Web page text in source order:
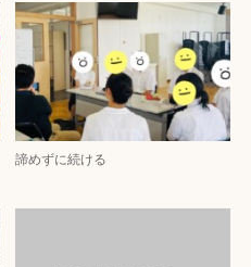
諦めずに続ける